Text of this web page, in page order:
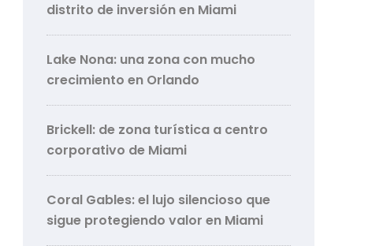
distrito de inversión en Miami
Lake Nona: una zona con mucho
crecimiento en Orlando
Brickell: de zona turística a centro
corporativo de Miami
Coral Gables: el lujo silencioso que
sigue protegiendo valor en Miami